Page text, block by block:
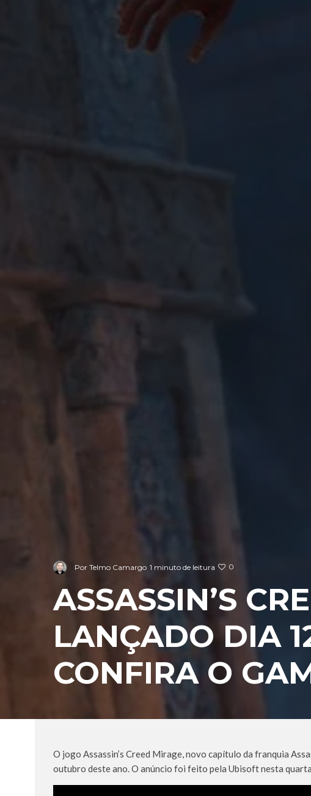
Por Telmo Camargo 1 minuto de leitura 0
ASSASSIN’S
LANÇADO DIA
CONFIRA O
O jogo Assassin’s Creed Mirage, novo capítulo da franquia
outubro deste ano. O anúncio foi feito pela Ubisoft nesta